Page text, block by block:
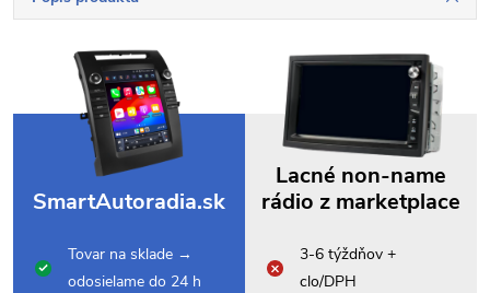
SmartAutoradia.sk
Lacné non-name
rádio z marketplace
Tovar na sklade →
odosielame do 24 h
3-6 týždňov +
clo/DPH